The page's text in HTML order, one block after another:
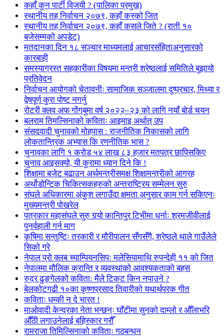
कहाँ कुन पार्टी विजयी ? (पालिका प्रमुख)
स्थानीय तह निर्वाचन २०७९, कहाँ कस्को जित
स्थानीय तह निर्वाचन २०७९, कहाँ कसले जिते ? (राती १०
बजेसम्मको अपडेट)
मतदानका दिन १८ सञ्चार माध्यमलाई आचारसंहिताअनुसारको
कारबाही
समस्याग्रस्त सहकारीका विषयमा मन्त्री श्रेष्ठलाई समितिले बुझायो
प्रतिवेदन
निर्वाचन आयोगको चेतावनीः सामाजिक सञ्जालमा दुष्प्रचार, मिथ्या र
द्वेषपूर्ण कुरा पोष्ट नगर्नु
रोटरी क्लव अफ गोंगबुमा वर्ष २०२२–२३ को लागि नयाँ बोर्ड चयन
बलराम तिमल्सिनाको कविताः आइमाइ अर्थात् उप
संसदवादी चुनावको मोहपास : राजनीतिक निकासको लागि
लोकतान्त्रिक अभ्यास कि रणनीतिक भास ?
चुनावका लागि १ करोड ५४ लाख ८३ हजार मतपत्र छापिसकिए
चुनाव आइसक्यो, यी कुरामा ध्यान दिने कि !
शिक्षामा बजेट बढाउन अर्थमन्त्रीसमक्ष शिक्षामन्त्रीको आग्रह
अर्थोडोन्टिक चिकित्सकहरुको अन्तराष्ट्रिय सम्मेलन सुरु
संघले अधिकारमा अंकुश लगाउँदा क्षमता अनुसार काम गर्न सकिएनः
मुख्यमन्त्री पोखरेल
पत्रकार महासंघले सुरु गर्‍यो कान्तिपुर टिभीमा धर्नाः श्रमजीवीलाई
पुनर्वहाली गर्न माग
कृषिमा सन्तुष्टिः तरकारी र मौरीपालन सँगसँगै, श्रेष्ठले थाले गाउँलेले
सिको गरे
नेपाल प्रो क्लब च्याम्पियनसिपः मलेसियामाथि रुपन्देही ११ को जित
नेपालमा मौलिक क्रान्ति र व्यवस्थाको आवश्यकताको बहस
रुद्र ढुङ्गेलको कविता: मैले टिकट किन नपाउने ?
बेलकोटगढी १०का कृष्णप्रसाद तिवारीको यथार्थपरक गीत
कविताः धम्की न दे भारत !
माओवादी केन्द्रका नेता भन्छन्ः घाँटीमा सुनको दाम्लो र औँलाभरि
औँठी लगाउनेलाई बहिस्कार गरौँ
रामराजा तिमिल्सिनाको कविताः गठबन्धन